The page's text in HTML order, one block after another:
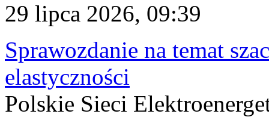
29 lipca 2026, 09:39
Sprawozdanie na temat
elastyczności
Polskie Sieci